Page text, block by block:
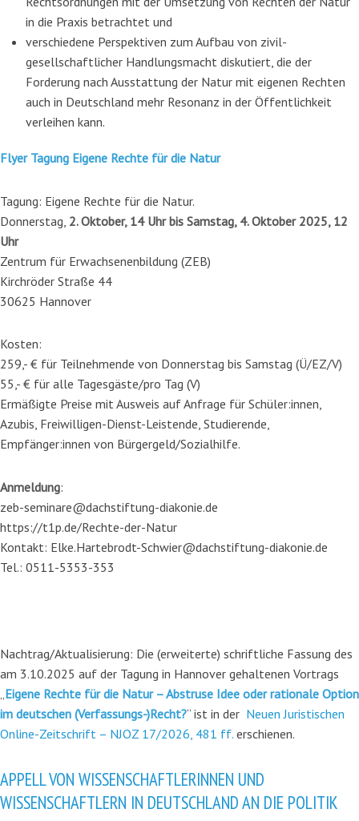
in die Praxis betrachtet und
verschiedene Perspektiven zum Aufbau von zivil-
gesellschaftlicher Handlungsmacht diskutiert, die der
Forderung nach Ausstattung der Natur mit eigenen Rechten
auch in Deutschland mehr Resonanz in der Öffentlichkeit
verleihen kann.
Flyer Tagung Eigene Rechte für die Natur
Tagung: Eigene Rechte für die Natur.
Donnerstag, 2. Oktober, 14 Uhr bis Samstag, 4. Oktober 2025, 12
Uhr
Zentrum für Erwachsenenbildung (ZEB)
Kirchröder Straße 44
30625 Hannover
Kosten:
259,- € für Teilnehmende von Donnerstag bis Samstag (Ü/EZ/V)
55,- € für alle Tagesgäste/pro Tag (V)
Ermäßigte Preise mit Ausweis auf Anfrage für Schüler:innen,
Azubis, Freiwilligen-Dienst-Leistende, Studierende,
Empfänger:innen von Bürgergeld/Sozialhilfe.
Anmeldung:
zeb-seminare@dachstiftung-diakonie.de
https://t1p.de/Rechte-der-Natur
Kontakt: Elke.Hartebrodt-Schwier@dachstiftung-diakonie.de
Tel.: 0511-5353-353
Nachtrag/Aktualisierung: Die (erweiterte) schriftliche Fassung des
am 3.10.2025 auf der Tagung in Hannover gehaltenen Vortrags
Eigene Rechte für die Natur – Abstruse Idee oder rationale Option
im deutschen (Verfassungs-)Recht?“ ist in der Neuen Juristischen
Online-Zeitschrift – NJOZ 17/2026, 481 ff. erschienen.
APPELL VON WISSENSCHAFTLERINNEN UND
WISSENSCHAFTLERN IN DEUTSCHLAND AN DIE POLITIK